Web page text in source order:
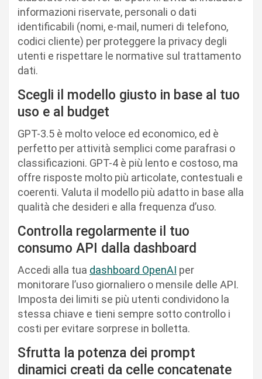
informazioni riservate, personali o dati
identificabili (nomi, e-mail, numeri di telefono,
codici cliente) per proteggere la privacy degli
utenti e rispettare le normative sul trattamento
dati.
Scegli il modello giusto in base al tuo
uso e al budget
GPT-3.5 è molto veloce ed economico, ed è
perfetto per attività semplici come parafrasi o
classificazioni. GPT-4 è più lento e costoso, ma
offre risposte molto più articolate, contestuali e
coerenti. Valuta il modello più adatto in base alla
qualità che desideri e alla frequenza d’uso.
Controlla regolarmente il tuo
consumo API dalla dashboard
Accedi alla tua dashboard OpenAI per
monitorare l’uso giornaliero o mensile delle API.
Imposta dei limiti se più utenti condividono la
stessa chiave e tieni sempre sotto controllo i
costi per evitare sorprese in bolletta.
Sfrutta la potenza dei prompt
dinamici creati da celle concatenate